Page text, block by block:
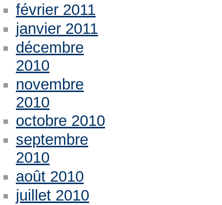
février 2011
janvier 2011
décembre
2010
novembre
2010
octobre 2010
septembre
2010
août 2010
juillet 2010